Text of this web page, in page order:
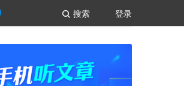
登录
搜索